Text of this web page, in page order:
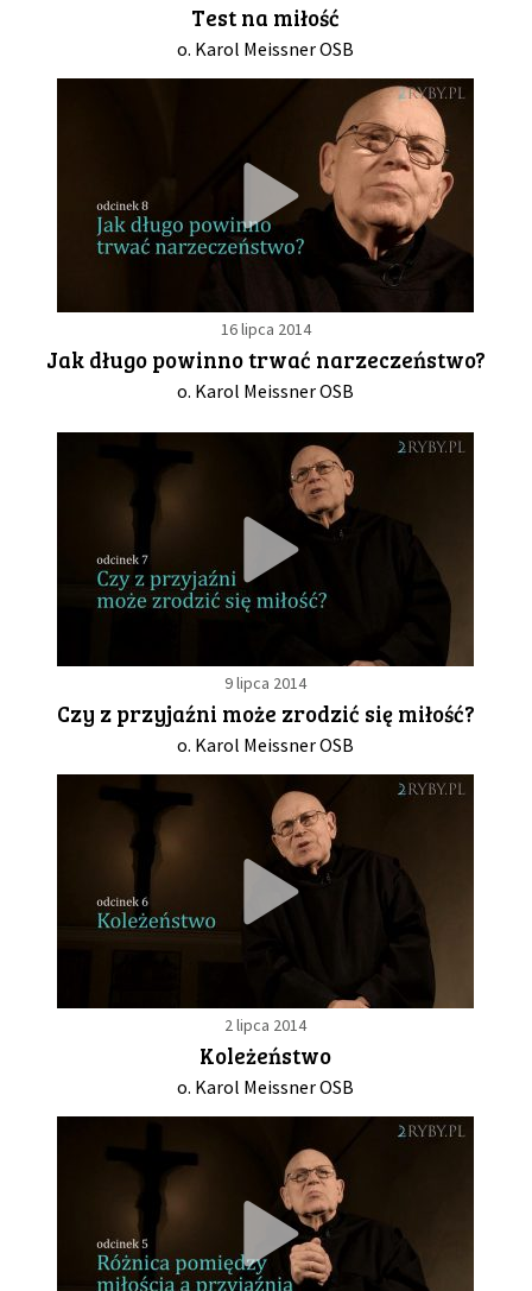
Test na miłość
o. Karol Meissner OSB
16 lipca 2014
Jak długo powinno trwać narzeczeństwo?
o. Karol Meissner OSB
9 lipca 2014
Czy z przyjaźni może zrodzić się miłość?
o. Karol Meissner OSB
2 lipca 2014
Koleżeństwo
o. Karol Meissner OSB